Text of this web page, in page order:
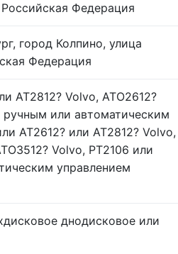
Федерация
город Колпино, улица
Федерация
AT2812? Volvo, ATO2612?
ручным или автоматическим
AT2612? или AT2812? Volvo,
Volvo, PT2106 или
управлением
днодисковое или